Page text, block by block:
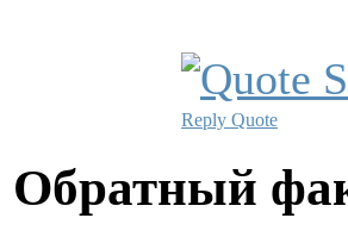
Reply Quote
Обратный